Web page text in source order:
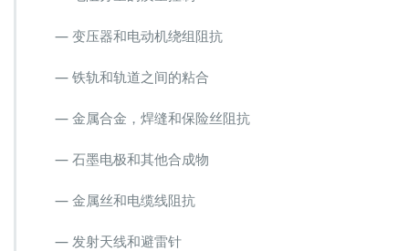
— 变压器和电动机绕组阻抗
— 铁轨和轨道之间的粘合
— 金属合金，焊缝和保险丝阻抗
— 石墨电极和其他合成物
— 金属丝和电缆线阻抗
— 发射天线和避雷针